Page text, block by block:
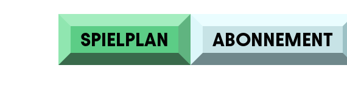
SPIELPLAN ABONNEMENT